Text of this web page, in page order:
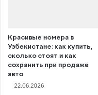
Красивые номера в
Узбекистане: как купить,
сколько стоят и как
сохранить при продаже
авто
22.06.2026